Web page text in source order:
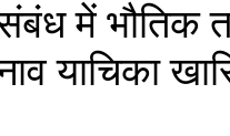
में भौतिक
याचिका